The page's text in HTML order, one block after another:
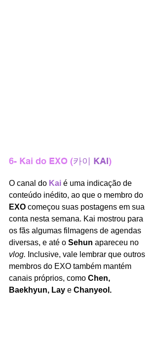
6- Kai do EXO (카이 KAI)
O canal do Kai é uma indicação de
conteúdo inédito, ao que o membro do
EXO começou suas postagens em sua
conta nesta semana. Kai mostrou para
os fãs algumas filmagens de agendas
diversas, e até o Sehun apareceu no
vlog. Inclusive, vale lembrar que outros
membros do EXO também mantém
canais próprios, como Chen,
Baekhyun, Lay e Chanyeol.